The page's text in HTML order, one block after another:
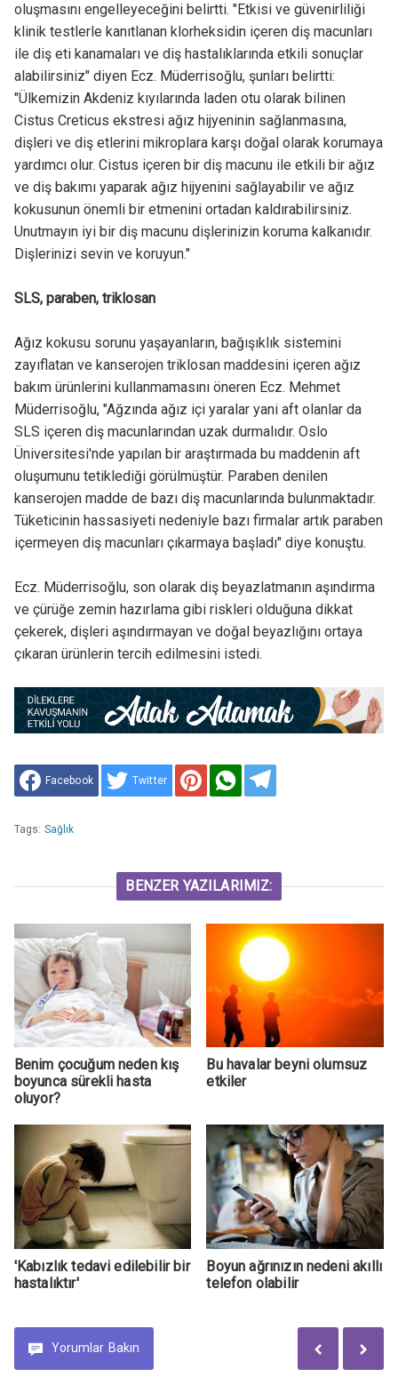
oluşmasını engelleyeceğini belirtti. "Etkisi ve güvenirliliği
klinik testlerle kanıtlanan klorheksidin içeren diş macunları
ile diş eti kanamaları ve diş hastalıklarında etkili sonuçlar
alabilirsiniz" diyen Ecz. Müderrisoğlu, şunları belirtti:
"Ülkemizin Akdeniz kıyılarında laden otu olarak bilinen
Cistus Creticus ekstresi ağız hijyeninin sağlanmasına,
dişleri ve diş etlerini mikroplara karşı doğal olarak korumaya
yardımcı olur. Cistus içeren bir diş macunu ile etkili bir ağız
ve diş bakımı yaparak ağız hijyenini sağlayabilir ve ağız
kokusunun önemli bir etmenini ortadan kaldırabilirsiniz.
Unutmayın iyi bir diş macunu dişlerinizin koruma kalkanıdır.
Dişlerinizi sevin ve koruyun."
SLS, paraben, triklosan
Ağız kokusu sorunu yaşayanların, bağışıklık sistemini
zayıflatan ve kanserojen triklosan maddesini içeren ağız
bakım ürünlerini kullanmamasını öneren Ecz. Mehmet
Müderrisoğlu, "Ağzında ağız içi yaralar yani aft olanlar da
SLS içeren diş macunlarından uzak durmalıdır. Oslo
Üniversitesi'nde yapılan bir araştırmada bu maddenin aft
oluşumunu tetiklediği görülmüştür. Paraben denilen
kanserojen madde de bazı diş macunlarında bulunmaktadır.
Tüketicinin hassasiyeti nedeniyle bazı firmalar artık paraben
içermeyen diş macunları çıkarmaya başladı" diye konuştu.
Ecz. Müderrisoğlu, son olarak diş beyazlatmanın aşındırma
ve çürüğe zemin hazırlama gibi riskleri olduğuna dikkat
çekerek, dişleri aşındırmayan ve doğal beyazlığını ortaya
çıkaran ürünlerin tercih edilmesini istedi.
Facebook Twitter
Tags: Sağlık
BENZER YAZILARIMIZ:
Benim çocuğum neden kış
boyunca sürekli hasta
oluyor?
Bu havalar beyni olumsuz
etkiler
​'Kabızlık tedavi edilebilir bir
hastalıktır'
Boyun ağrınızın nedeni akıllı
telefon olabilir
Yorumlar Bakın